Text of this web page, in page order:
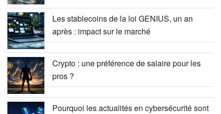
Les stablecoins de la loi GENIUS, un an
après : impact sur le marché
Crypto : une préférence de salaire pour les
pros ?
Pourquoi les actualités en cybersécurité sont